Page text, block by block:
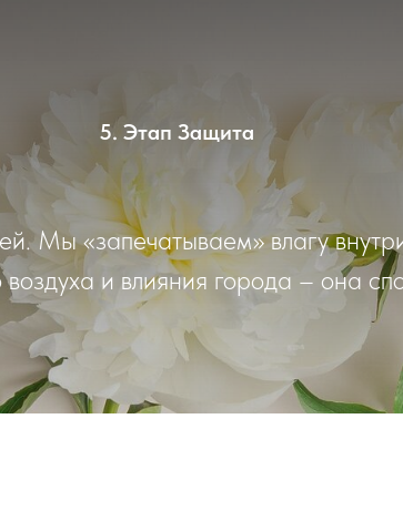
5. Этап Защита
Мы «запечатываем» влагу
и влияния города – она